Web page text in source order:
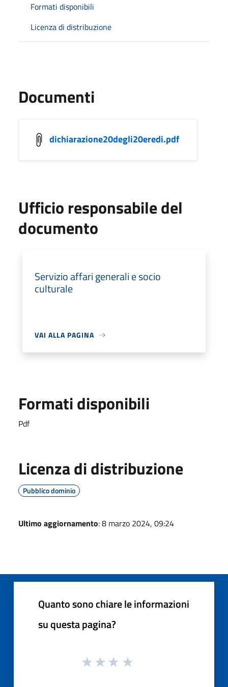
Formati disponibili
Licenza di distribuzione
Documenti
dichiarazione20degli20eredi.pdf
Ufficio responsabile del
documento
Servizio affari generali e socio
culturale
VAI ALLA PAGINA
Formati disponibili
Pdf
Licenza di distribuzione
Pubblico dominio
Ultimo aggiornamento: 8 marzo 2024, 09:24
Quanto sono chiare le informazioni
su questa pagina?